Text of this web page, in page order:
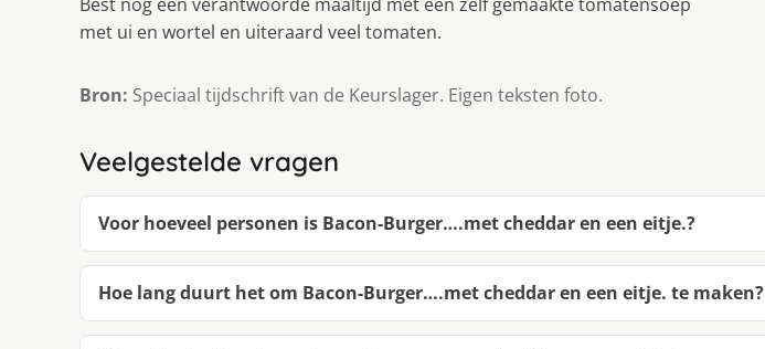
met ui en wortel en uiteraard veel tomaten.
Bron: Speciaal tijdschrift van de Keurslager. Eigen teksten foto.
Veelgestelde vragen
Voor hoeveel personen is Bacon-Burger….met cheddar en een eitje.?
Hoe lang duurt het om Bacon-Burger….met cheddar en een eitje. te maken?